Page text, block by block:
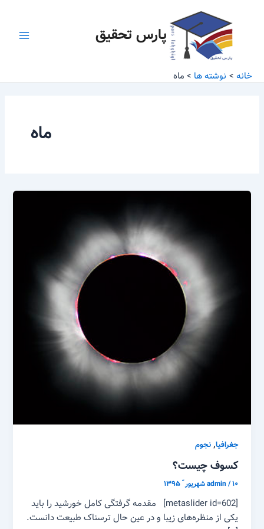
پارس تحقیق
خانه نوشته ها ماه
ماه
جغرافیا,نجوم
کسوف چیست؟
admin/۱۰ شهریور ّ ۱۳۹۵
[metaslider id=602] مقدمه گرفتگی کامل خورشید را باید
یکی از منظره‌های زیبا و در عین حال ترسناک طبیعت دانست.